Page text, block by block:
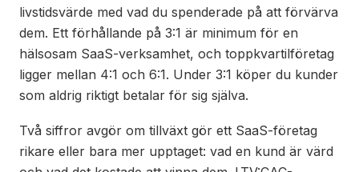
livstidsvärde med vad du spenderade på att förvärva
dem. Ett förhållande på 3:1 är minimum för en
hälsosam SaaS-verksamhet, och toppkvartilföretag
ligger mellan 4:1 och 6:1. Under 3:1 köper du kunder
som aldrig riktigt betalar för sig själva.
Två siffror avgör om tillväxt gör ett SaaS-företag
rikare eller bara mer upptaget: vad en kund är värd